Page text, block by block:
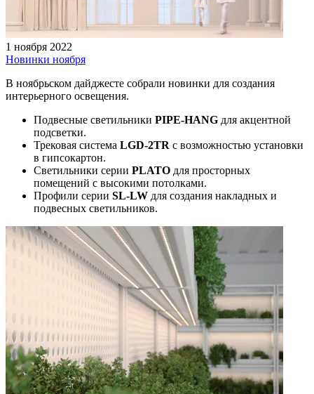
1 ноября 2022
Новинки ноября
В ноябрьском дайджесте собрали новинки для создания
интерьерного освещения.
Подвесные светильники PIPE-HANG для акцентной
подсветки.
Трековая система LGD-2TR с возможностью установки
в гипсокартон.
Светильники серии PLATO для просторных
помещений с высокими потолками.
Профили серии SL-LW для создания накладных и
подвесных светильников.